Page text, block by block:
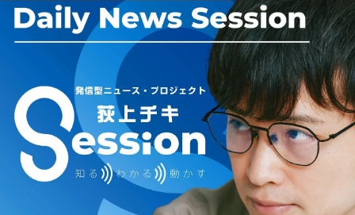
お知らせ
イベント・グッズ
YouTube
会社情報